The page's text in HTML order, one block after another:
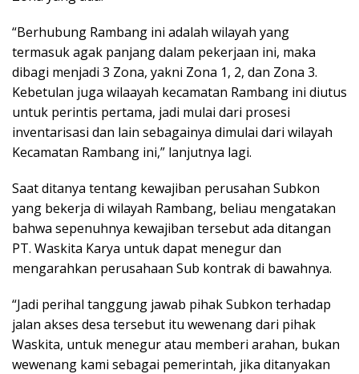
“Berhubung Rambang ini adalah wilayah yang
termasuk agak panjang dalam pekerjaan ini, maka
dibagi menjadi 3 Zona, yakni Zona 1, 2, dan Zona 3.
Kebetulan juga wilaayah kecamatan Rambang ini diutus
untuk perintis pertama, jadi mulai dari prosesi
inventarisasi dan lain sebagainya dimulai dari wilayah
Kecamatan Rambang ini,” lanjutnya lagi.
Saat ditanya tentang kewajiban perusahan Subkon
yang bekerja di wilayah Rambang, beliau mengatakan
bahwa sepenuhnya kewajiban tersebut ada ditangan
PT. Waskita Karya untuk dapat menegur dan
mengarahkan perusahaan Sub kontrak di bawahnya.
“Jadi perihal tanggung jawab pihak Subkon terhadap
jalan akses desa tersebut itu wewenang dari pihak
Waskita, untuk menegur atau memberi arahan, bukan
wewenang kami sebagai pemerintah, jika ditanyakan